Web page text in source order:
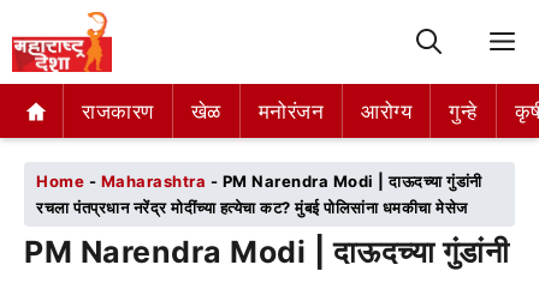
राजकारण खेळ मनोरंजन आरोग्य गुन्हे
राजकारण खेळ मनोरंजन आरोग्य गुन्हे
Home - Maharashtra - PM Narendra Modi | दाऊदच्या गुंडांनी
रचला पंतप्रधान नरेंद्र मोदींच्या हत्येचा कट? मुंबई पोलिसांना धमकीचा मेसेज
PM Narendra Modi | दाऊदच्या गुंडांनी